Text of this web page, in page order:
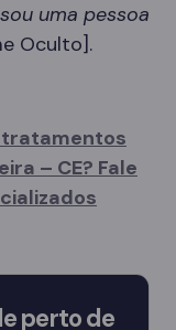
uma pessoa
Oculto].
tratamentos
– CE? Fale
perto de